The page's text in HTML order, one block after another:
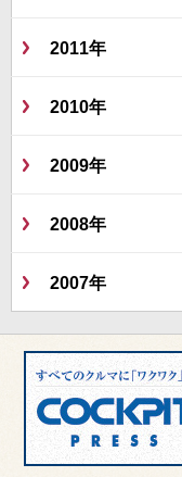
2011年
2010年
2009年
2008年
2007年